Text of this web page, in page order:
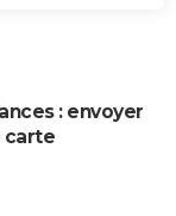
: envoyer
carte